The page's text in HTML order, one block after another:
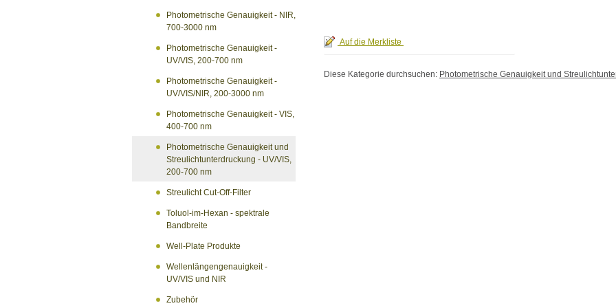
Photometrische Genauigkeit - NIR,
700-3000 nm
Photometrische Genauigkeit -
UV/VIS, 200-700 nm
Photometrische Genauigkeit -
UV/VIS/NIR, 200-3000 nm
Photometrische Genauigkeit - VIS,
400-700 nm
Photometrische Genauigkeit und
Streulichtunterdruckung - UV/VIS,
200-700 nm
Streulicht Cut-Off-Filter
Toluol-im-Hexan - spektrale
Bandbreite
Well-Plate Produkte
Wellenlängengenauigkeit -
UV/VIS und NIR
Zubehör
Diese Kategorie durchsuchen: Photometrische Genauigkeit und